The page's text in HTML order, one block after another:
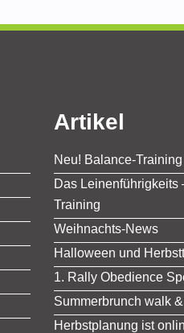
Artikel
Neu! Balance-
Das Leinenführigkeits
Training
Weihnachts-News
Halloween und
1. Rally Obedience
Summerbrunch walk
Herbstplanung ist